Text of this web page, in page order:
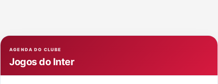
AGENDA DO CLUBE
Jogos do Inter